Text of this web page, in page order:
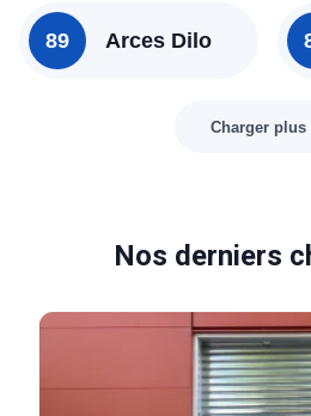
89 Arces Dilo
Charger plus
Nos derniers